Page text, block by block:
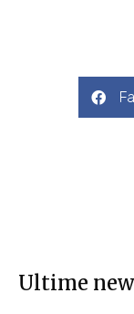
Ultime